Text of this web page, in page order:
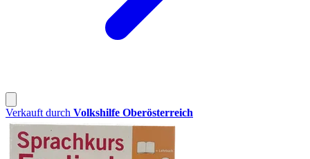
Verkauft durch Volkshilfe Oberösterreich